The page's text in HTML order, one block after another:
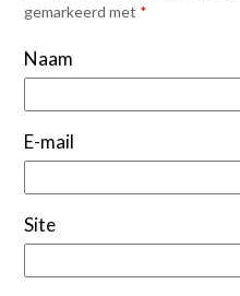
gemarkeerd met *
Naam
E-mail
Site